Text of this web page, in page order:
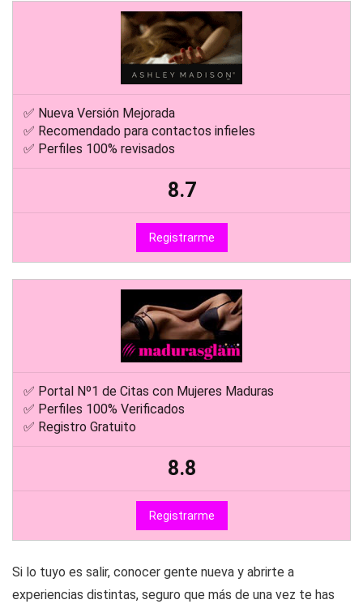
✅ Nueva Versión Mejorada
✅ Recomendado para contactos infieles
✅ Perfiles 100% revisados
8.7
Registrarme
✅ Portal Nº1 de Citas con Mujeres Maduras
✅ Perfiles 100% Verificados
✅ Registro Gratuito
8.8
Registrarme
Si lo tuyo es salir, conocer gente nueva y abrirte a
experiencias distintas, seguro que más de una vez te has